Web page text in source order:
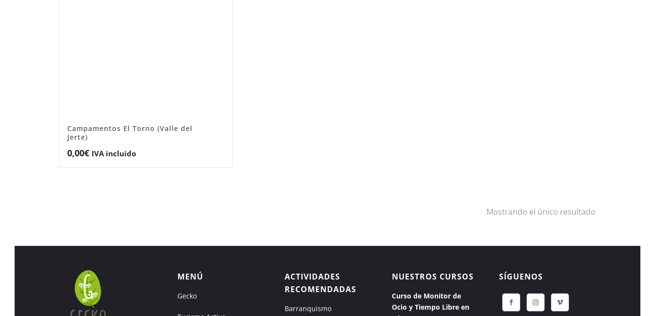
Campamentos El Torno (Valle del
Jerte)
0,00€ IVA incluido
Mostrando el único resultado
MENÚ
Gecko
ACTIVIDADES
RECOMENDADAS
Barranquismo
NUESTROS CURSOS
Curso de Monitor de
Ocio y Tiempo Libre en
SÍGUENOS